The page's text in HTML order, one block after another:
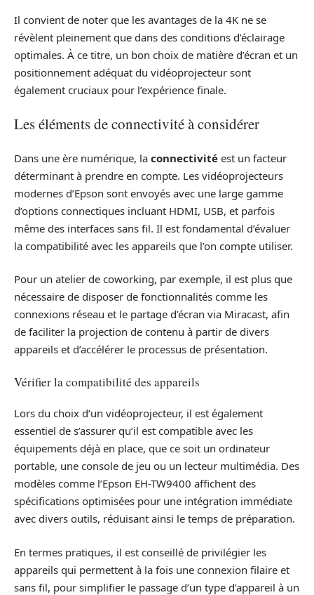
Il convient de noter que les avantages de la 4K ne se
révèlent pleinement que dans des conditions d’éclairage
optimales. À ce titre, un bon choix de matière d’écran et un
positionnement adéquat du vidéoprojecteur sont
également cruciaux pour l’expérience finale.
Les éléments de connectivité à considérer
Dans une ère numérique, la connectivité est un facteur
déterminant à prendre en compte. Les vidéoprojecteurs
modernes d’Epson sont envoyés avec une large gamme
d’options connectiques incluant HDMI, USB, et parfois
même des interfaces sans fil. Il est fondamental d’évaluer
la compatibilité avec les appareils que l’on compte utiliser.
Pour un atelier de coworking, par exemple, il est plus que
nécessaire de disposer de fonctionnalités comme les
connexions réseau et le partage d’écran via Miracast, afin
de faciliter la projection de contenu à partir de divers
appareils et d’accélérer le processus de présentation.
Vérifier la compatibilité des appareils
Lors du choix d’un vidéoprojecteur, il est également
essentiel de s’assurer qu’il est compatible avec les
équipements déjà en place, que ce soit un ordinateur
portable, une console de jeu ou un lecteur multimédia. Des
modèles comme l’Epson EH-TW9400 affichent des
spécifications optimisées pour une intégration immédiate
avec divers outils, réduisant ainsi le temps de préparation.
En termes pratiques, il est conseillé de privilégier les
appareils qui permettent à la fois une connexion filaire et
sans fil, pour simplifier le passage d’un type d’appareil à un